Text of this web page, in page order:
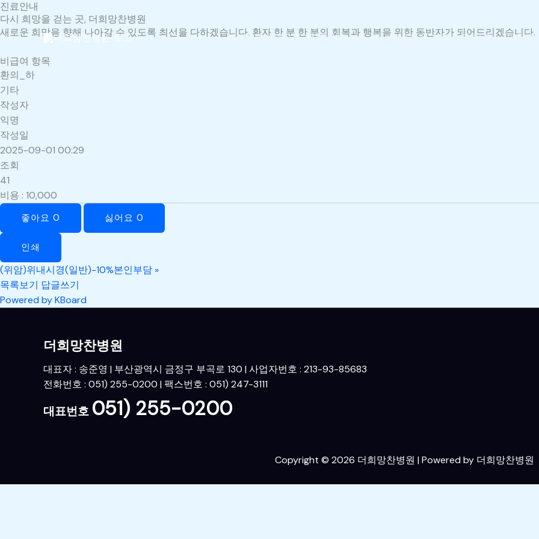
콘
텐
츠
건
너
뛰
기
병원소개 진료안내 진료과 안내 검사 및 치료 재활센터
진료안내
다시 희망을 걷는 곳, 더희망찬병원
새로운 희망을 향해 나아갈 수 있도록 최선을 다하겠습니다. 환자 한 분 한 분의 회복과 행복을 위한 동반자가 되어드리겠습니다.
비급여 항목
환의_하
기타
작성자
익명
작성일
2025-09-01 00:29
조회
41
비용 : 10,000
좋아요 0 싫어요 0
인쇄
(위암)위내시경(일반)-10%본인부담 »
목록보기 답글쓰기
Powered by KBoard
더희망찬병원
대표자 : 송준영 | 부산광역시 금정구 부곡로 130 | 사업자번호 : 213-93-85683
전화번호 : 051) 255-0200 | 팩스번호 : 051) 247-3111
대표번호 051) 255-0200
Copyright © 2026 더희망찬병원 | Powered by 더희망찬병원